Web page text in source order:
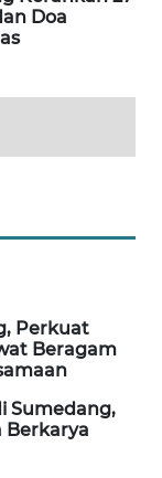
Doa
Perkuat
Beragam
Sumedang,
Berkarya